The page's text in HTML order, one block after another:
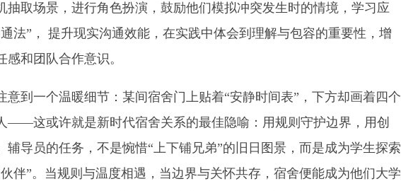
抽取场景，进行角色扮演，鼓励他们模拟冲突发生时的情境，学习应
法”， 提升现实沟通效能，在实践中体会到理解与包容的重要性，增
感和团队合作意识。
意到一个温暖细节：某间宿舍门上贴着“安静时间表”，下方却画着四个
——这或许就是新时代宿舍关系的最佳隐喻：用规则守护边界，用创
辅导员的任务，不是惋惜“上下铺兄弟”的旧日图景，而是成为学生探索
伴”。当规则与温度相遇，当边界与关怀共存，宿舍便能成为他们大学